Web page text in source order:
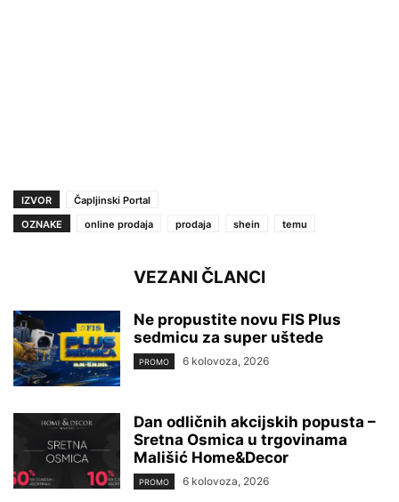
IZVOR
Čapljinski Portal
OZNAKE
online prodaja prodaja shein temu
VEZANI ČLANCI
Ne propustite novu FIS Plus
sedmicu za super uštede
PROMO 6 kolovoza, 2026
Dan odličnih akcijskih popusta –
Sretna Osmica u trgovinama
Mališić Home&Decor
PROMO 6 kolovoza, 2026